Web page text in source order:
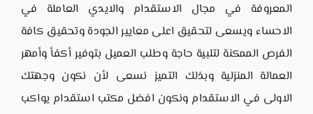
المعروفة في مجال الاستقدام والايدي العاملة في
الاحساء ويسعى لتحقيق اعلى معايير الجودة وتحقيق كافة
الفرص الممكنة لتلبية حاجة وطلب العميل بتوفير أكفأ وأمهر
العمالة المنزلية وبذلك التميز نسعى لأن نكون وجهتك
الاولى في الاستقدام ونكون افضل مكتب استقدام يواكب